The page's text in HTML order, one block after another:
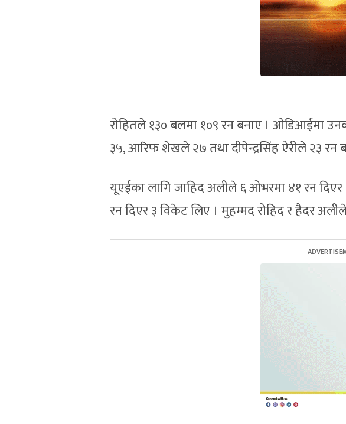
रोहितले १३० बलमा १०९ रन बनाए । ओडिआईमा
३५, आरिफ शेखले २७ तथा दीपेन्द्रसिंह ऐरीले २३ रन
यूएईका लागि जाहिद अलीले ६ ओभरमा ४१ रन
रन दिएर ३ विकेट लिए । मुहम्मद रोहिद र हैदर